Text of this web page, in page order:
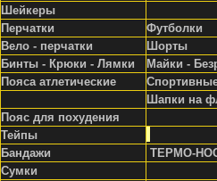
Шейкеры
Перчатки
Футболки
Вело - перчатки
Шорты
Бинты - Крюки - Лямки
Майки -
Пояса атлетические
Шапки на
Пояс для похудения
Тейпы
Бандажи
ТЕРМО-
Сумки